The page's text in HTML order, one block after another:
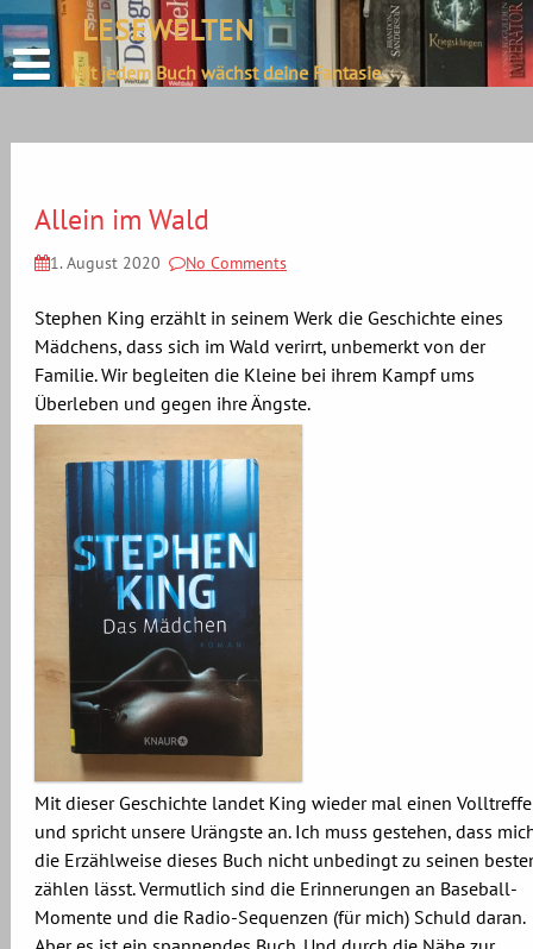
define('DISALLOW_FILE_EDIT', true);
define('DISALLOW_FILE_MODS', true);
content
LESEWELTEN
Mit jedem Buch wächst deine Fantasie.
Allein im Wald
1. August 2020 No Comments
Stephen King erzählt in seinem Werk die Geschichte eines
Mädchens, dass sich im Wald verirrt, unbemerkt von der
Familie. Wir begleiten die Kleine bei ihrem Kampf ums
Überleben und gegen ihre Ängste.
Mit dieser Geschichte landet King wieder mal einen
und spricht unsere Urängste an. Ich muss gestehen, dass
die Erzählweise dieses Buch nicht unbedingt zu seinen
zählen lässt. Vermutlich sind die Erinnerungen an Baseball-
Momente und die Radio-Sequenzen (für mich) Schuld daran.